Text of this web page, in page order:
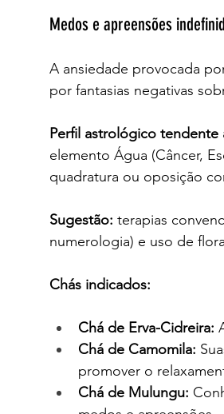
Medos e apreensões
A ansiedade provocada
por fantasias negativas
Perfil astrológico
elemento Água (Câncer,
quadratura ou oposição
Sugestão: terapias
numerologia) e uso de
Chás indicados:
Chá de Erva-Cidreira:
Chá de Camomila:
promover o
Chá de Mulungu: